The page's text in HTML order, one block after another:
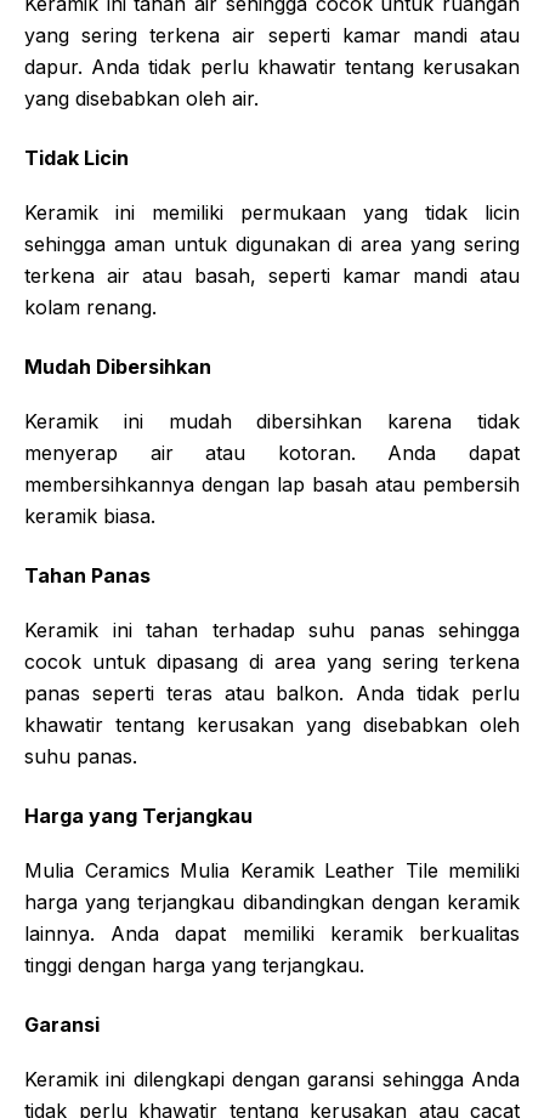
yang sering terkena air seperti kamar mandi atau
dapur. Anda tidak perlu khawatir tentang kerusakan
yang disebabkan oleh air.
Tidak Licin
Keramik ini memiliki permukaan yang tidak licin
sehingga aman untuk digunakan di area yang sering
terkena air atau basah, seperti kamar mandi atau
kolam renang.
Mudah Dibersihkan
Keramik ini mudah dibersihkan karena tidak
menyerap air atau kotoran. Anda dapat
membersihkannya dengan lap basah atau pembersih
keramik biasa.
Tahan Panas
Keramik ini tahan terhadap suhu panas sehingga
cocok untuk dipasang di area yang sering terkena
panas seperti teras atau balkon. Anda tidak perlu
khawatir tentang kerusakan yang disebabkan oleh
suhu panas.
Harga yang Terjangkau
Mulia Ceramics Mulia Keramik Leather Tile memiliki
harga yang terjangkau dibandingkan dengan keramik
lainnya. Anda dapat memiliki keramik berkualitas
tinggi dengan harga yang terjangkau.
Garansi
Keramik ini dilengkapi dengan garansi sehingga Anda
tidak perlu khawatir tentang kerusakan atau cacat